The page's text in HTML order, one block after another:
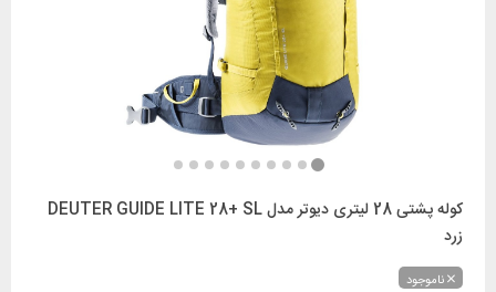
کوله پشتی 28 لیتری دیوتر مدل DEUTER GUIDE LITE 28+ SL
زرد
ناموجود